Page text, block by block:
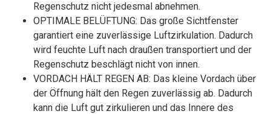
Regenschutz nicht jedesmal abnehmen.
OPTIMALE BELÜFTUNG: Das große Sichtfenster
garantiert eine zuverlässige Luftzirkulation. Dadurch
wird feuchte Luft nach draußen transportiert und der
Regenschutz beschlägt nicht von innen.
VORDACH HÄLT REGEN AB: Das kleine Vordach über
der Öffnung hält den Regen zuverlässig ab. Dadurch
kann die Luft gut zirkulieren und das Innere des